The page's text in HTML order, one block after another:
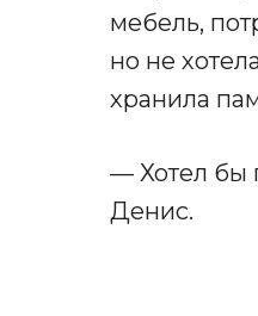
мебель,
но не
хранила
— Хотел бы
Денис.